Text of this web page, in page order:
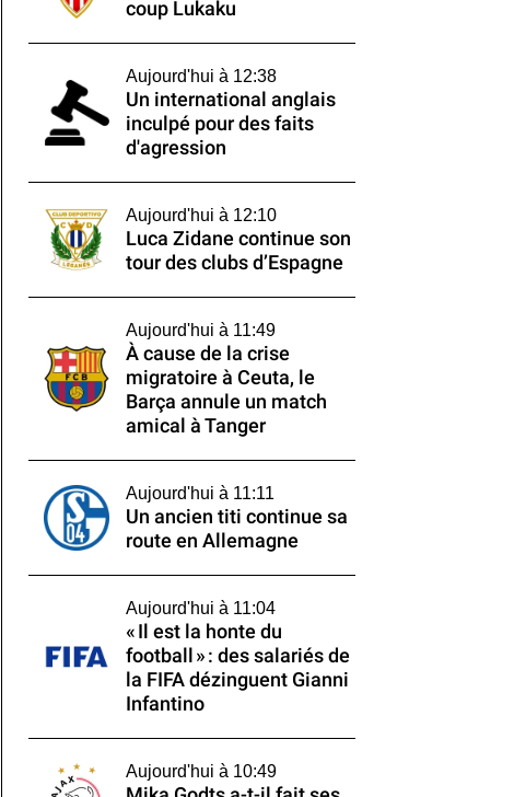
coup Lukaku
Aujourd'hui à 12:38
Un international anglais
inculpé pour des faits
d'agression
Aujourd'hui à 12:10
Luca Zidane continue son
tour des clubs d’Espagne
Aujourd'hui à 11:49
À cause de la crise
migratoire à Ceuta, le
Barça annule un match
amical à Tanger
Aujourd'hui à 11:11
Un ancien titi continue sa
route en Allemagne
Aujourd'hui à 11:04
« Il est la honte du
football » : des salariés de
la FIFA dézinguent Gianni
Infantino
Aujourd'hui à 10:49